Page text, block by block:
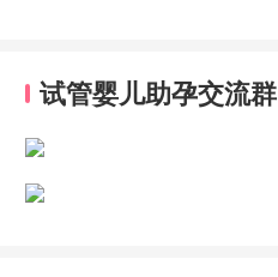
试管婴儿助孕交流群